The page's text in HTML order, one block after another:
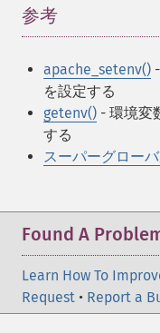
参考
apache_setenv()
を設定する
getenv() - 環境変
する
スーパーグロー
Found A
Learn How To
Request • Report a